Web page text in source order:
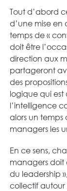
Tout d’abord
d’une mise
temps de «
doit être
direction aux
partageront
des
logique qui
l’intelligence
alors un temps
managers les
En ce sens,
managers doit
du leadership
collectif autour